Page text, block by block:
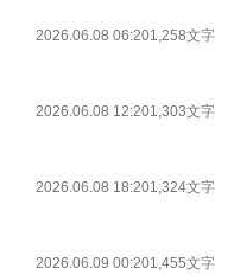
2026.06.08 06:201,258文字
2026.06.08 12:201,303文字
2026.06.08 18:201,324文字
2026.06.09 00:201,455文字